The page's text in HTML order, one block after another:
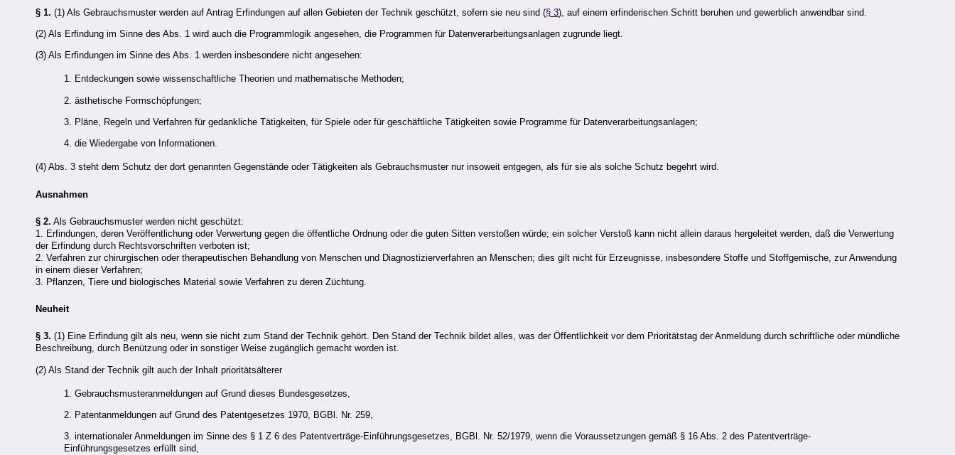
§ 1. (1) Als Gebrauchsmuster werden auf Antrag Erfindungen auf allen Gebieten der Technik geschützt, sofern sie neu sind (§ 3), auf einem erfinderischen Schritt beruhen und gewerblich anwendbar sind.
(2) Als Erfindung im Sinne des Abs. 1 wird auch die Programmlogik angesehen, die Programmen für Datenverarbeitungsanlagen zugrunde liegt.
(3) Als Erfindungen im Sinne des Abs. 1 werden insbesondere nicht angesehen:
1. Entdeckungen sowie wissenschaftliche Theorien und mathematische Methoden;
2. ästhetische Formschöpfungen;
3. Pläne, Regeln und Verfahren für gedankliche Tätigkeiten, für Spiele oder für geschäftliche Tätigkeiten sowie Programme für Datenverarbeitungsanlagen;
4. die Wiedergabe von Informationen.
(4) Abs. 3 steht dem Schutz der dort genannten Gegenstände oder Tätigkeiten als Gebrauchsmuster nur insoweit entgegen, als für sie als solche Schutz begehrt wird.
Ausnahmen
§ 2. Als Gebrauchsmuster werden nicht geschützt:
1. Erfindungen, deren Veröffentlichung oder Verwertung gegen die öffentliche Ordnung oder die guten Sitten verstoßen würde; ein solcher Verstoß kann nicht allein daraus hergeleitet werden, daß die Verwertung
der Erfindung durch Rechtsvorschriften verboten ist;
2. Verfahren zur chirurgischen oder therapeutischen Behandlung von Menschen und Diagnostizierverfahren an Menschen; dies gilt nicht für Erzeugnisse, insbesondere Stoffe und Stoffgemische, zur Anwendung
in einem dieser Verfahren;
3. Pflanzen, Tiere und biologisches Material sowie Verfahren zu deren Züchtung.
Neuheit
§ 3. (1) Eine Erfindung gilt als neu, wenn sie nicht zum Stand der Technik gehört. Den Stand der Technik bildet alles, was der Öffentlichkeit vor dem Prioritätstag der Anmeldung durch schriftliche oder mündliche
Beschreibung, durch Benützung oder in sonstiger Weise zugänglich gemacht worden ist.
(2) Als Stand der Technik gilt auch der Inhalt prioritätsälterer
1. Gebrauchsmusteranmeldungen auf Grund dieses Bundesgesetzes,
2. Patentanmeldungen auf Grund des Patentgesetzes 1970, BGBl. Nr. 259,
3. internationaler Anmeldungen im Sinne des § 1 Z 6 des Patentverträge-Einführungsgesetzes, BGBl. Nr. 52/1979, wenn die Voraussetzungen gemäß § 16 Abs. 2 des Patentverträge-
Einführungsgesetzes erfüllt sind,